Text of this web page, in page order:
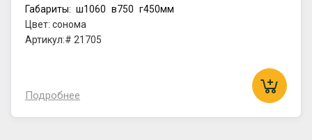
Габариты: ш1060 в750 г450мм
Цвет: сонома
Артикул:# 21705
Подробнее